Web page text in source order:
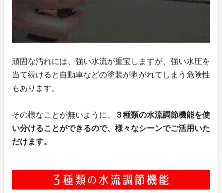
頑固な汚れには、強い水流が重宝しますが、強い水圧を
当て続けると自動車などの塗装が剥がれてしまう危険性
もあります。
その様なことが無いように、
３種類の水流調節機能を使
い分けることができるので、様々なシーンでご活用いた
だけます。